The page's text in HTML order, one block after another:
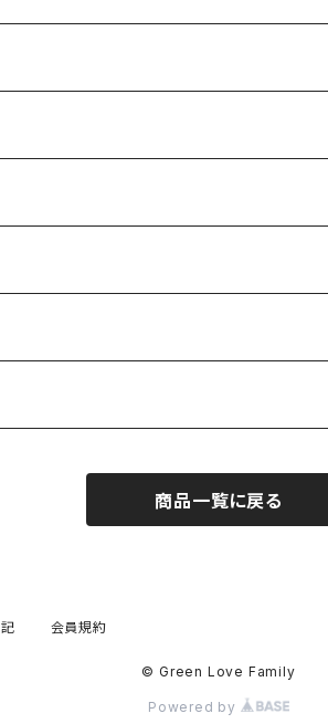
商品一覧に戻る
会員規約
© Green Love Family
Powered by